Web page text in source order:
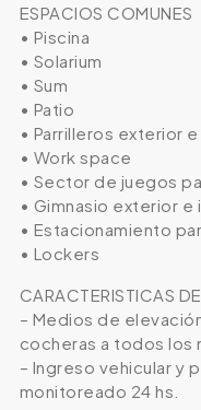
ESPACIOS COMUNES
• Piscina
• Solarium
• Sum
• Patio
• Parrilleros exterior
• Work space
• Sector de juegos
• Gimnasio exterior e
• Estacionamiento
• Lockers
CARACTERISTICAS
– Medios de
cocheras a todos los
– Ingreso vehicular y
monitoreado 24 hs.